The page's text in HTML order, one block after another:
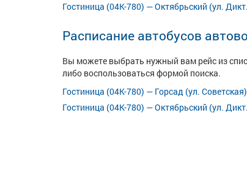
Гостиница (04К-780) — Октябрьский (ул.
Расписание автобусов
Вы можете выбрать нужный вам рейс из
либо воспользоваться формой поиска.
Гостиница (04К-780) — Горсад (ул. Советская)
Гостиница (04К-780) — Октябрьский (ул.